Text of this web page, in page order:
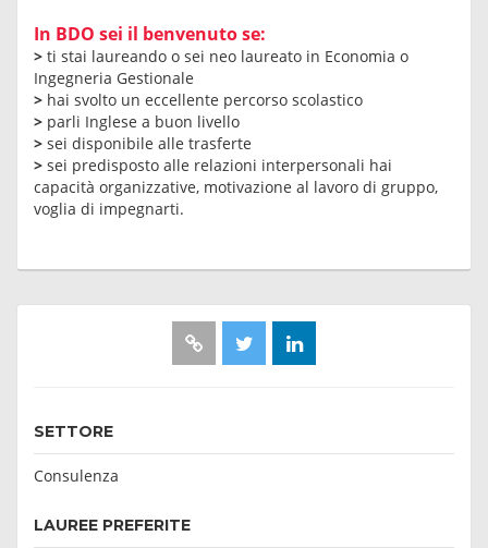
In BDO sei il benvenuto se:
> ti stai laureando o sei neo laureato in Economia o
Ingegneria Gestionale
> hai svolto un eccellente percorso scolastico
> parli Inglese a buon livello
> sei disponibile alle trasferte
> sei predisposto alle relazioni interpersonali hai
capacità organizzative, motivazione al lavoro di gruppo,
voglia di impegnarti.
SETTORE
Consulenza
LAUREE PREFERITE